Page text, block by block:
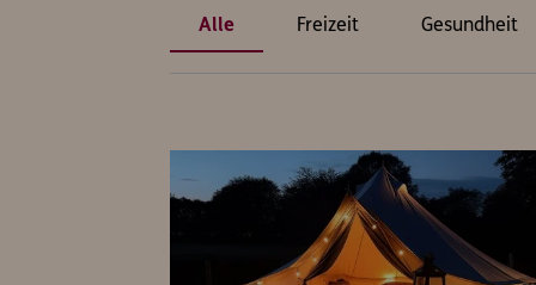
Alle Freizeit Gesundheit